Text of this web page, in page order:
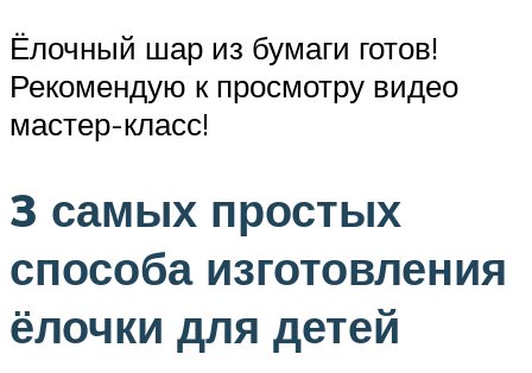
Ёлочный шар из бумаги готов!
Рекомендую к просмотру видео
мастер-класс!
3 самых простых
способа изготовления
ёлочки для детей